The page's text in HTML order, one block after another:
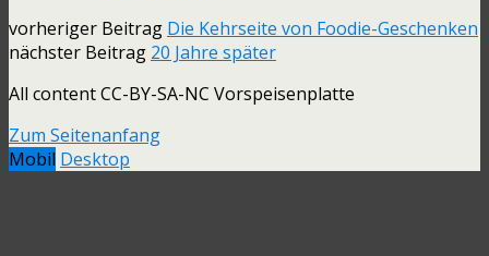
vorheriger Beitrag Die Kehrseite von Foodie-Geschenken
nächster Beitrag 20 Jahre später
All content CC-BY-SA-NC Vorspeisenplatte
Zum Seitenanfang
Mobil Desktop